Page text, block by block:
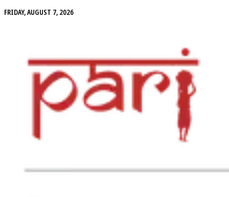
FRIDAY, AUGUST 7, 2026